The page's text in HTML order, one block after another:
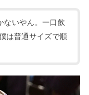
ないやん。一口飲
は普通サイズで順